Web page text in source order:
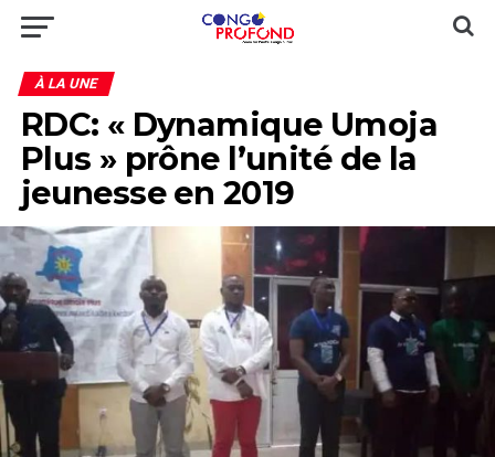
À LA UNE
RDC: « Dynamique Umoja
Plus » prône l’unité de la
jeunesse en 2019